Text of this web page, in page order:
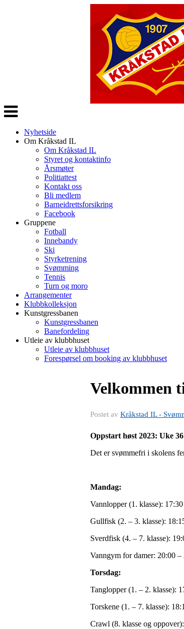
Veksle
navigasjon
Nyhetside
Om Kråkstad IL
Om Kråkstad IL
Styret og kontaktinfo
Årsmøter
Politiattest
Kontakt oss
Bli medlem
Barneidrettsforsikring
Facebook
Gruppene
Fotball
Innebandy
Ski
Styrketrening
Svømming
Tennis
Turn og moro
Arrangementer
Klubbkolleksjon
Kunstgressbanen
Kunstgressbanen
Banefordeling
Utleie av klubbhuset
Utleie av klubbhuset
Forespørsel om booking av klubbhuset
Velkommen
Postet av Kråkstad IL -
Oppstart høst 2023: Uke
Det er svømmefri i skolens
Mandag:
Vannlopper (1. klasse):
Gullfisk (2. – 3. klasse):
Sverdfisk (4. – 7. klasse):
Vanngym for damer: 20:00 –
Torsdag:
Tanglopper (1. – 2. klasse):
Torskene (1. – 7. klasse):
Crawl (8. klasse og